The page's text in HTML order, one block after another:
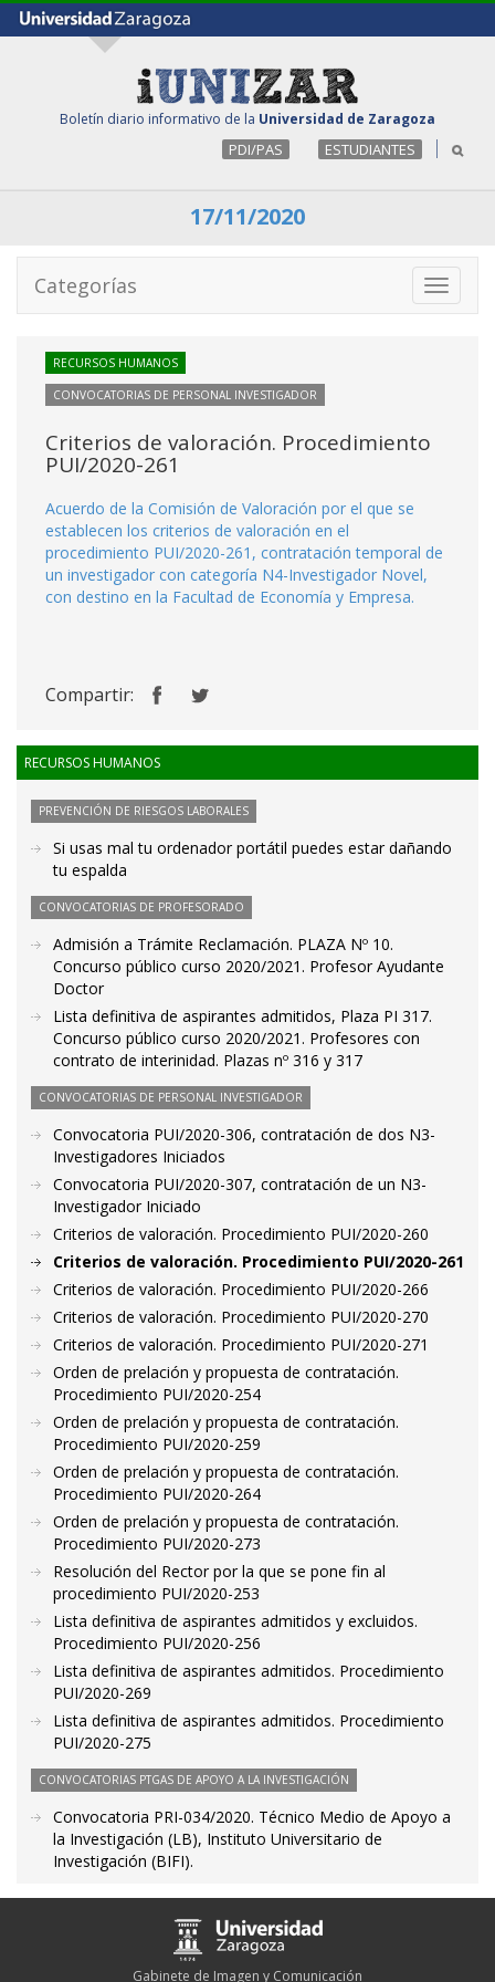
Boletín diario informativo de la Universidad de Zaragoza
PDI/PAS ESTUDIANTES
17/11/2020
Toggle
Categorías
RECURSOS HUMANOS
CONVOCATORIAS DE PERSONAL INVESTIGADOR
Criterios de valoración. Procedimiento
PUI/2020-261
Acuerdo de la Comisión de Valoración por el que se
establecen los criterios de valoración en el
procedimiento PUI/2020-261, contratación temporal de
un investigador con categoría N4-Investigador Novel,
con destino en la Facultad de Economía y Empresa.
Compartir:
RECURSOS HUMANOS
PREVENCIÓN DE RIESGOS LABORALES
Si usas mal tu ordenador portátil puedes estar dañando
tu espalda
CONVOCATORIAS DE PROFESORADO
Admisión a Trámite Reclamación. PLAZA Nº 10.
Concurso público curso 2020/2021. Profesor Ayudante
Doctor
Lista definitiva de aspirantes admitidos, Plaza PI 317.
Concurso público curso 2020/2021. Profesores con
contrato de interinidad. Plazas nº 316 y 317
CONVOCATORIAS DE PERSONAL INVESTIGADOR
Convocatoria PUI/2020-306, contratación de dos N3-
Investigadores Iniciados
Convocatoria PUI/2020-307, contratación de un N3-
Investigador Iniciado
Criterios de valoración. Procedimiento PUI/2020-260
Criterios de valoración. Procedimiento PUI/2020-261
Criterios de valoración. Procedimiento PUI/2020-266
Criterios de valoración. Procedimiento PUI/2020-270
Criterios de valoración. Procedimiento PUI/2020-271
Orden de prelación y propuesta de contratación.
Procedimiento PUI/2020-254
Orden de prelación y propuesta de contratación.
Procedimiento PUI/2020-259
Orden de prelación y propuesta de contratación.
Procedimiento PUI/2020-264
Orden de prelación y propuesta de contratación.
Procedimiento PUI/2020-273
Resolución del Rector por la que se pone fin al
procedimiento PUI/2020-253
Lista definitiva de aspirantes admitidos y excluidos.
Procedimiento PUI/2020-256
Lista definitiva de aspirantes admitidos. Procedimiento
PUI/2020-269
Lista definitiva de aspirantes admitidos. Procedimiento
PUI/2020-275
CONVOCATORIAS PTGAS DE APOYO A LA INVESTIGACIÓN
Convocatoria PRI-034/2020. Técnico Medio de Apoyo a
la Investigación (LB), Instituto Universitario de
Investigación (BIFI).
Gabinete de Imagen y Comunicación